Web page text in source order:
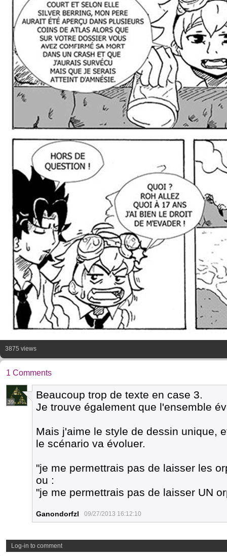
3875 views
1 Comments
39
Beaucoup trop de texte en case 3.
Je trouve également que l'ensemble
Mais j'aime le style de dessin unique,
le scénario va évoluer.
"je me permettrais pas de laisser les
ou :
"je me permettrais pas de laisser UN
Ganondorfzl 09/27/2013 16:12:10
Log-in to comment